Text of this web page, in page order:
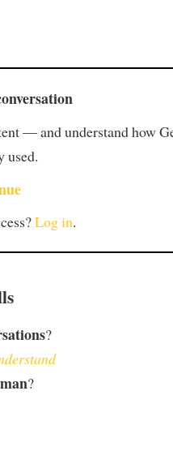
— and understand how
used.
Log in.
?
?